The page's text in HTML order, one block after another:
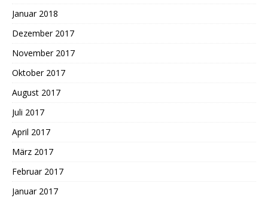
Januar 2018
Dezember 2017
November 2017
Oktober 2017
August 2017
Juli 2017
April 2017
März 2017
Februar 2017
Januar 2017